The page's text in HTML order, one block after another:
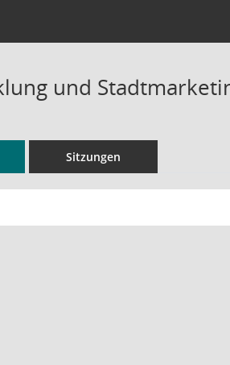
und
Sitzungen